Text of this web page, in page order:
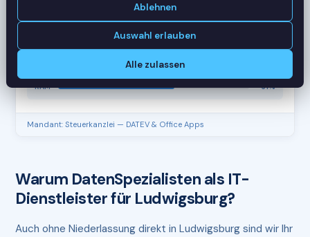
CPU
62%
RAM
61%
Mandant: Steuerkanzlei — DATEV & Office Apps
Warum DatenSpezialisten als IT-
Dienstleister für Ludwigsburg?
Auch ohne Niederlassung direkt in Ludwigsburg sind wir Ihr
Ablehnen
Auswahl erlauben
Alle zulassen